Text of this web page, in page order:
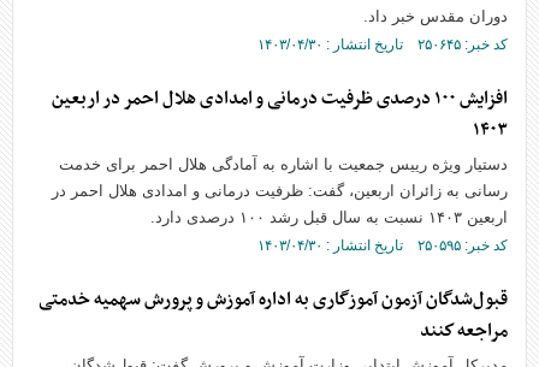
دوران مقدس خبر داد.
کد خبر: ۲۵۰۶۴۵ تاریخ انتشار : ۱۴۰۳/۰۴/۳۰
افزایش ۱۰۰ درصدی ظرفیت درمانی و امدادی هلال احمر در اربعین
۱۴۰۳
دستیار ویژه رییس جمعیت با اشاره به آمادگی هلال احمر برای خدمت
رسانی به زائران اربعین، گفت: ظرفیت درمانی و امدادی هلال احمر در
اربعین ۱۴۰۳ نسبت به سال قبل رشد ۱۰۰ درصدی دارد.
کد خبر: ۲۵۰۵۹۵ تاریخ انتشار : ۱۴۰۳/۰۴/۳۰
قبول‌شدگان آزمون آموزگاری به اداره آموزش و پرورش سهميه خدمتی
مراجعه كنند